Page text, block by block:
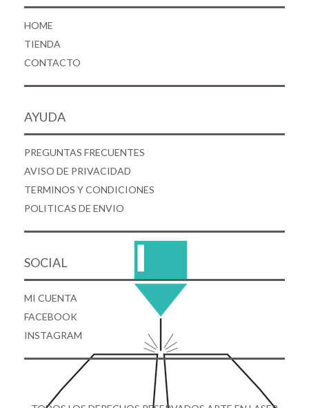
HOME
TIENDA
CONTACTO
AYUDA
PREGUNTAS FRECUENTES
AVISO DE PRIVACIDAD
TERMINOS Y CONDICIONES
POLITICAS DE ENVIO
SOCIAL
MI CUENTA
FACEBOOK
INSTAGRAM